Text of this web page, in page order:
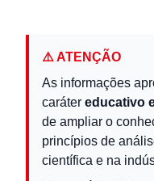
⚠️ ATENÇÃO
As informações
caráter educativo
de ampliar o
princípios de
científica e na